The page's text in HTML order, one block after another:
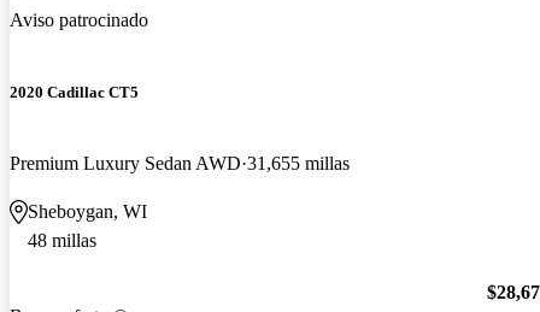
Aviso patrocinado
2020 Cadillac CT5
Premium Luxury Sedan AWD 31,655 millas
Sheboygan, WI
48 millas